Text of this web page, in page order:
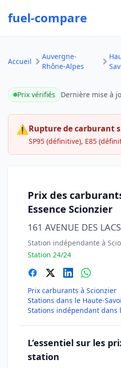
fuel-compare
Accueil
Auvergne-
Rhône-Alpes
Prix vérifiés Dernière mise à
⚠Rupture de carburant
SP95 (définitive), E85
Prix des
Essence Scionzier
161 AVENUE DES
Station indépendante à
Station 24/24
Prix carburants à Scionzier
Stations dans le Haute-
Stations indépendant dans
L’essentiel sur les
station